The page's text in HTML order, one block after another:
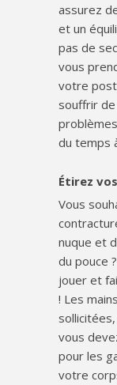
assurez
et un
pas de
vous
votre
souffrir de
du temps
Étirez
Vous
nuque et
du pouce
jouer et
! Les
vous
pour les
votre